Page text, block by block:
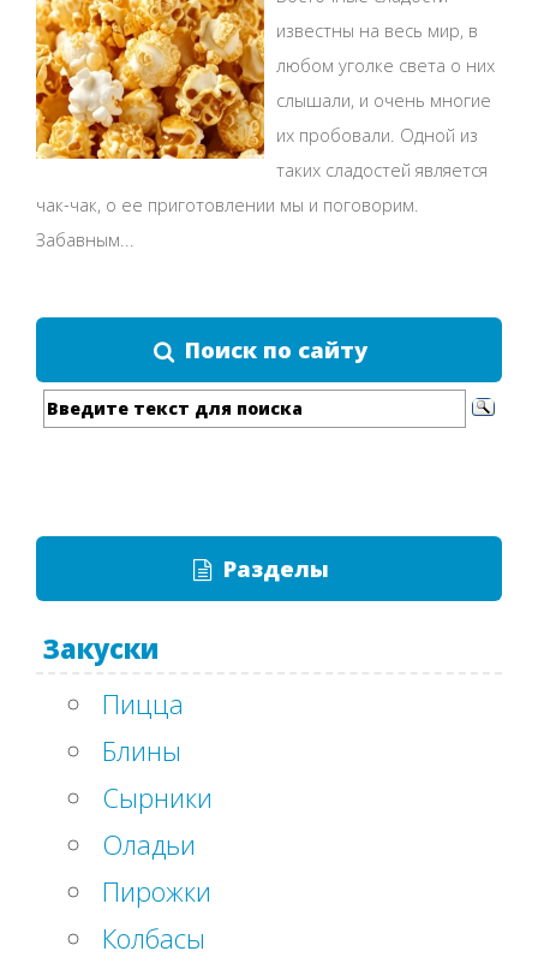
известны на весь мир, в
любом уголке света о них
слышали, и очень многие
их пробовали. Одной из
таких сладостей является
чак-чак, о ее приготовлении мы и поговорим.
Забавным...
Поиск по сайту
Разделы
Закуски
Пицца
Блины
Сырники
Оладьи
Пирожки
Колбасы